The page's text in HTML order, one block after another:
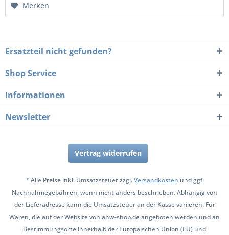
Merken
Ersatzteil nicht gefunden?
Shop Service
Informationen
Newsletter
Vertrag widerrufen
* Alle Preise inkl. Umsatzsteuer zzgl.Versandkosten und ggf.
Nachnahmegebühren, wenn nicht anders beschrieben. Abhängig von
der Lieferadresse kann die Umsatzsteuer an der Kasse variieren. Für
Waren, die auf der Website von ahw-shop.de angeboten werden und an
Bestimmungsorte innerhalb der Europäischen Union (EU) und